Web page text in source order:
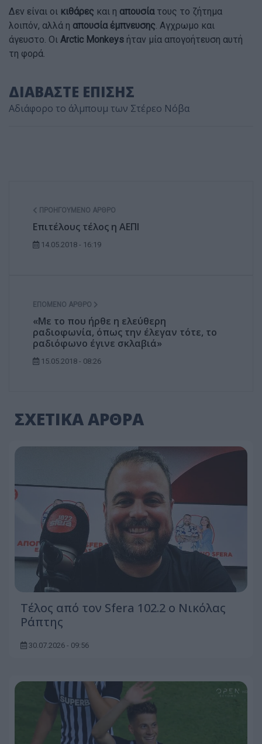
Δεν είναι οι κιθάρες και η απουσίατους το ζήτημα
λοιπόν, αλλά η απουσία έμπνευσης. Αγχρωμο και
άγευστο. Οι Arctic Monkeys ήταν μία απογοήτευση αυτή
τη φορά.
ΔΙΑΒΑΣΤΕ ΕΠΙΣΗΣ
Αδιάφορο το άλμπουμ των Στέρεο Νόβα
ΠΡΟΗΓΟΎΜΕΝΟ ΆΡΘΡΟ
Επιτέλους τέλος η ΑΕΠΙ
14.05.2018 - 16:19
ΕΠΌΜΕΝΟ ΆΡΘΡΟ
«Με το που ήρθε η ελεύθερη
ραδιοφωνία, όπως την έλεγαν τότε, το
ραδιόφωνο έγινε σκλαβιά»
15.05.2018 - 08:26
ΣΧΕΤΙΚΑ ΑΡΘΡΑ
Τέλος από τον Sfera 102.2 ο Νικόλας
Ράπτης
30.07.2026 - 09:56